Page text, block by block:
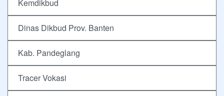
Kemdikbud
Dinas Dikbud Prov. Banten
Kab. Pandeglang
Tracer Vokasi